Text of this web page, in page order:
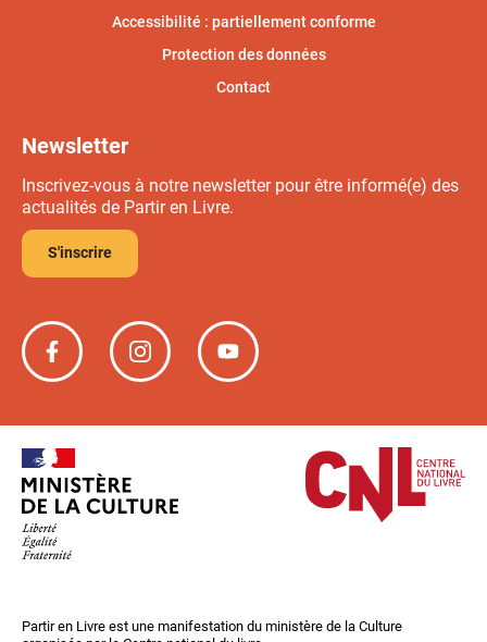
Accessibilité : partiellement conforme
Protection des données
Contact
Newsletter
Inscrivez-vous à notre newsletter pour être informé(e) des
actualités de Partir en Livre.
S'inscrire
Partir
en
sur
Facebook
Partir
en
sur
Partir
en
sur
Partir en Livre est une manifestation du ministère de la Culture